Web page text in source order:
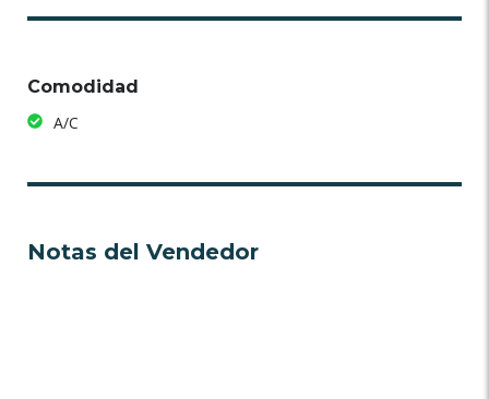
Comodidad
A/C
Notas del Vendedor